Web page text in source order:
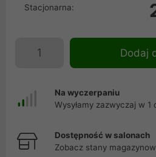
Stacjonarna:
Dodaj
Na wyczerpaniu
Wysyłamy zazwyczaj w 1
Dostępność w salonach
Zobacz stany